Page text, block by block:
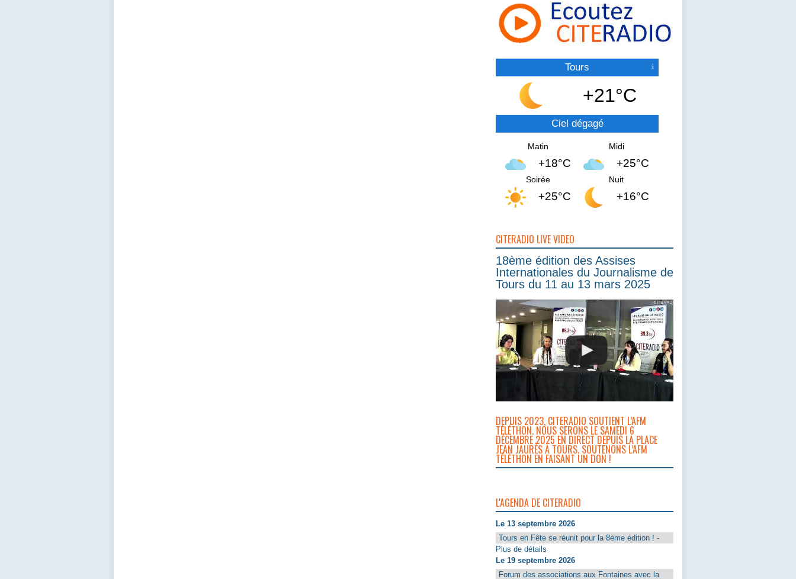
Tours
+21°C
Ciel dégagé
Matin
+18°C
Midi
+25°C
Soirée
+25°C
Nuit
+16°C
CITERADIO LIVE VIDEO
18ème édition des Assises
Internationales du Journalisme de
Tours du 11 au 13 mars 2025
DEPUIS 2023, CITERADIO SOUTIENT L’AFM
TÉLÉTHON. NOUS SERONS LE SAMEDI 6
DÉCEMBRE 2025 EN DIRECT DEPUIS LA PLACE
JEAN JAURÈS À TOURS. SOUTENONS L’AFM
TÉLÉTHON EN FAISANT UN DON !
L'AGENDA DE CITERADIO
Le 13 septembre 2026
Tours en Fête se réunit pour la 8ème édition ! -
Plus de détails
Le 19 septembre 2026
Forum des associations aux Fontaines avec la